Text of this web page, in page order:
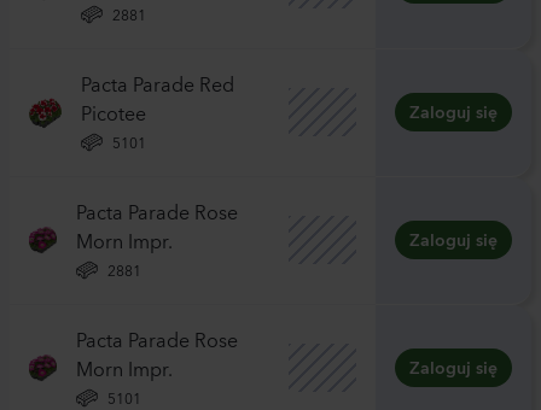
2881
Pacta Parade Red
Picotee
5101
Zaloguj się
Pacta Parade Rose
Morn Impr.
2881
Zaloguj się
Pacta Parade Rose
Morn Impr.
5101
Zaloguj się